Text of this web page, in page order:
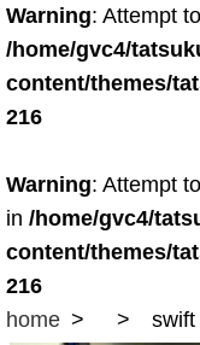
Warning: Attempt
/home/gvc4/
content/themes/
216
Warning: Attempt
in /home/gvc4/
content/themes/
216
home
swift